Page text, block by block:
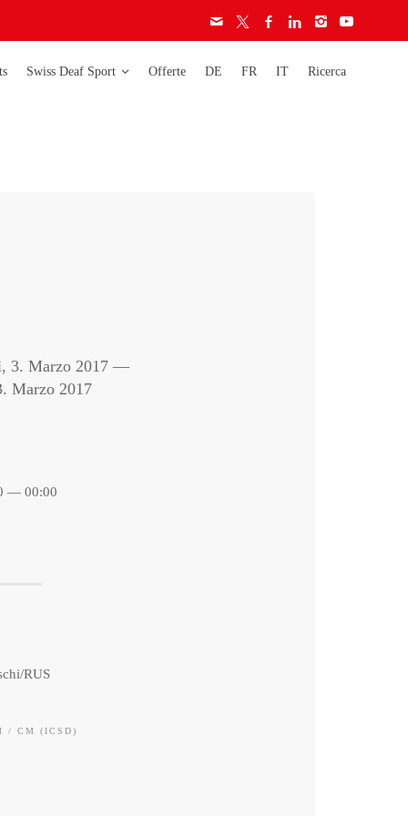
Swiss Deaf Sport Offerte DE FR IT Ricerca
3. Marzo 2017 —
Marzo 2017
— 00:00
RUS
/ CM (ICSD)